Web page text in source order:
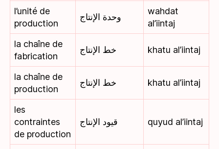
l’unité de
production
وحدة الإنتاج
wahdat
al’iintaj
la chaîne de
fabrication
خط الإنتاج khatu al’iintaj
la chaîne de
production
خط الإنتاج khatu al’iintaj
les
contraintes
de production
قيود الإنتاج quyud al’iintaj